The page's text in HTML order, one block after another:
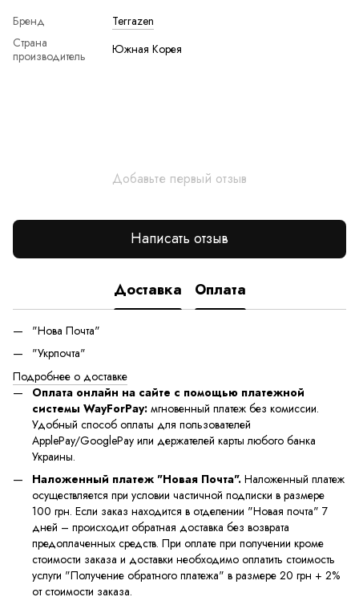
Бренд
Terrazen
Страна
производитель
Южная Корея
Добавьте первый отзыв
Написать отзыв
Доставка Оплата
"Нова Почта"
"Укрпочта"
Подробнее о доставке
Оплата онлайн на сайте с помощью платежной
системы WayForPay: мгновенный платеж без комиссии.
Удобный способ оплаты для пользователей
ApplePay/GooglePay или держателей карты любого банка
Украины.
Наложенный платеж "Новая Почта". Наложенный платеж
осуществляется при условии частичной подписки в размере
100 грн. Если заказ находится в отделении "Новая почта" 7
дней – происходит обратная доставка без возврата
предоплаченных средств. При оплате при получении кроме
стоимости заказа и доставки необходимо оплатить стоимость
услуги "Получение обратного платежа" в размере 20 грн + 2%
от стоимости заказа.